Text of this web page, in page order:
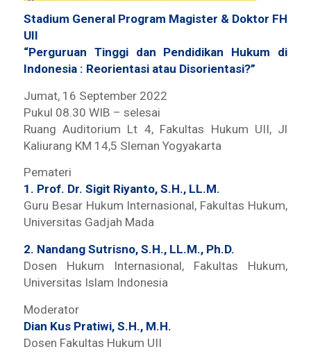
Stadium General Program Magister & Doktor FH
UII
“Perguruan Tinggi dan Pendidikan Hukum di
Indonesia : Reorientasi atau Disorientasi?”
Jumat, 16 September 2022
Pukul 08.30 WIB – selesai
Ruang Auditorium Lt 4, Fakultas Hukum UII, Jl
Kaliurang KM 14,5 Sleman Yogyakarta
Pemateri
1. Prof. Dr. Sigit Riyanto, S.H., LL.M.
Guru Besar Hukum Internasional, Fakultas Hukum,
Universitas Gadjah Mada
2. Nandang Sutrisno, S.H., LL.M., Ph.D.
Dosen Hukum Internasional, Fakultas Hukum,
Universitas Islam Indonesia
Moderator
Dian Kus Pratiwi, S.H., M.H.
Dosen Fakultas Hukum UII